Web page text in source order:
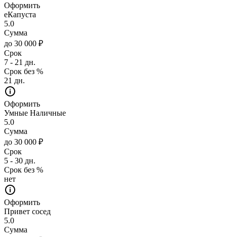
Оформить
еКапуста
5.0
Сумма
до 30 000 ₽
Срок
7 - 21 дн.
Срок без %
21 дн.
Оформить
Умные Наличные
5.0
Сумма
до 30 000 ₽
Срок
5 - 30 дн.
Срок без %
нет
Оформить
Привет сосед
5.0
Сумма